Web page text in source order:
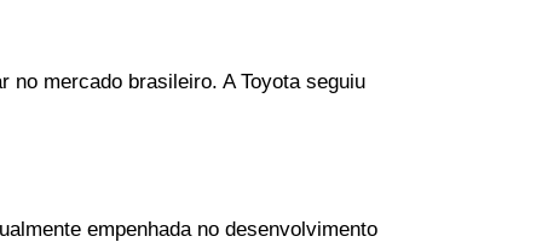
mercado brasileiro. A Toyota seguiu
empenhada no desenvolvimento